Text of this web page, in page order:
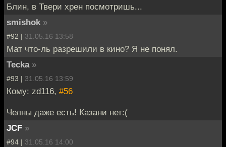
Блин, в Твери хрен посмотришь...
smishok »
#92 | 31.05.16 13:58
Мат что-ль разрешили в кино? Я не понял.
Tecka »
#93 | 31.05.16 13:59
Кому: zd116, #56
Челны даже есть! Казани нет:(
JCF »
#94 | 31.05.16 14:00